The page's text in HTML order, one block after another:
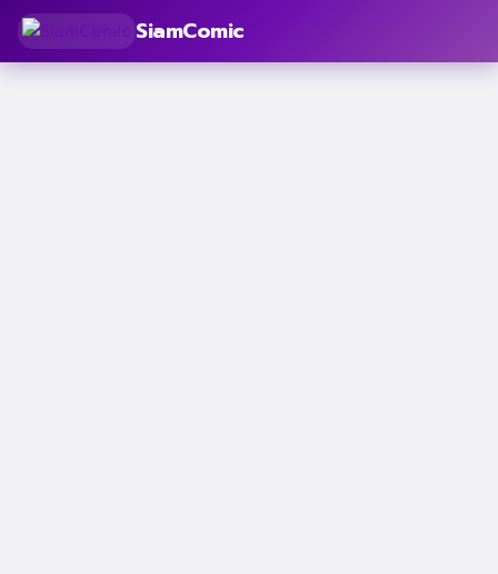
SiamComic